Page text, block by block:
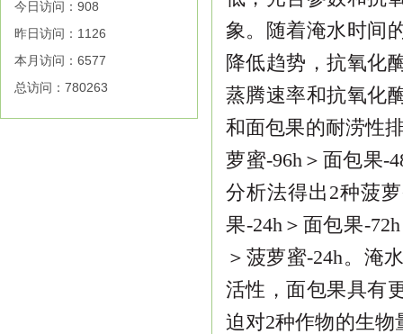
今日访问： 908
昨日访问： 1126
本月访问： 6577
总访问： 780263
象。随着淹水时间
降低趋势，抗氧化
蒸腾速率和抗氧化
和面包果的耐涝性
萝蜜-96h ＞面包果-
分析法得出 2种菠
果-24h＞面包果-72h
＞菠萝蜜-24h。淹
活性，面包果具有
迫对2种作物的生物